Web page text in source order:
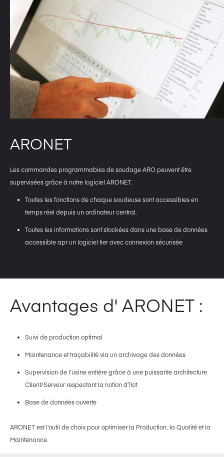
ARONET
Les commandes programmables de soudage ARO peuvent être
supervisées grâce à notre logiciel ARONET.
Toutes les fonctions de chaque soudeuse sont accessibles en
temps réel depuis un ordinateur central.
Toutes les informations sont stockées dans une base de données
accessible apr un logiciel tier avec connexion sécurisée
Avantages d' ARONET :
Suivi de production optimal
Maintenance et traçabilité via un archivage des données
Supervision de l’usine entière grâce à une puissante architecture
Client/Serveur respectant la notion d’îlot
Base de données ouverte
ARONET est l’outil de choix pour optimiser la Production, la Qualité et la
Maintenance.